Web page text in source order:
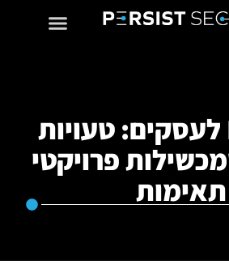
PCI DSS לעסקים: טעויות
פרויקטי
תאימות